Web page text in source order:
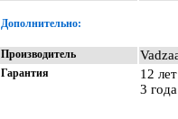
Дополнительно:
Производитель
Гарантия
12
3